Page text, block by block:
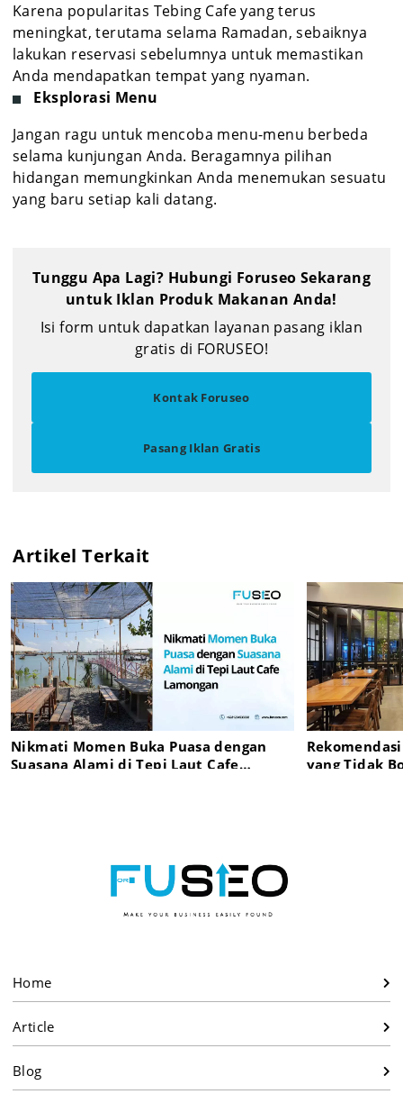
Karena popularitas Tebing Cafe yang terus
meningkat, terutama selama Ramadan, sebaiknya
lakukan reservasi sebelumnya untuk memastikan
Anda mendapatkan tempat yang nyaman.
Eksplorasi Menu
Jangan ragu untuk mencoba menu-menu berbeda
selama kunjungan Anda. Beragamnya pilihan
hidangan memungkinkan Anda menemukan sesuatu
yang baru setiap kali datang.
Tunggu Apa Lagi? Hubungi Foruseo Sekarang
untuk Iklan Produk Makanan Anda!
Isi form untuk dapatkan layanan pasang iklan
gratis di FORUSEO!
Kontak Foruseo
Pasang Iklan Gratis
Artikel Terkait
Nikmati Momen Buka Puasa dengan
Suasana Alami di Tepi Laut Cafe
yang Tidak
Home
Article
Blog